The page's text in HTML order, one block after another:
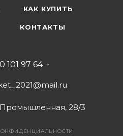
КАК КУПИТЬ
КОНТАКТЫ
101 97 64
Промышленная, 28/3